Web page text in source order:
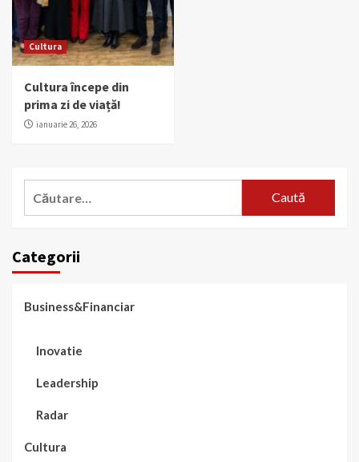
Cultura
Cultura începe din
prima zi de viață!
ianuarie 26, 2026
Categorii
Business&Financiar
Inovatie
Leadership
Radar
Cultura